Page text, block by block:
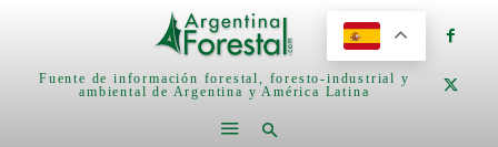
Fuente de información forestal, foresto-industrial y
ambiental de Argentina y América Latina